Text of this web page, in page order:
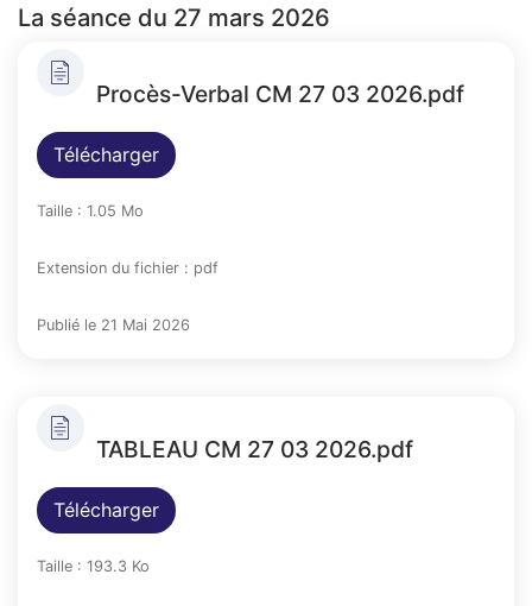
La séance du 27 mars 2026
Procès-Verbal CM 27 03 2026.pdf
Télécharger
Taille : 1.05 Mo
Extension du fichier : pdf
Publié le 21 Mai 2026
TABLEAU CM 27 03 2026.pdf
Télécharger
Taille : 193.3 Ko